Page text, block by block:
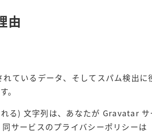
由
ているデータ、そしてスパム検出に
。
る) 文字列は、あなたが Gravatar
サービスのプライバシーポリシーは